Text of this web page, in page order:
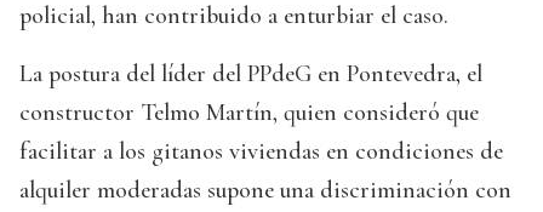
policial, han contribuido a enturbiar el caso.
La postura del líder del PPdeG en Pontevedra, el
constructor Telmo Martín, quien consideró que
facilitar a los gitanos viviendas en condiciones de
alquiler moderadas supone una discriminación con